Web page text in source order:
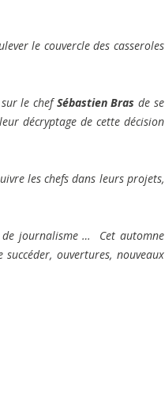
le couvercle des casseroles
le chefSébastien Bras de se
décryptage de cette décision
les chefs dans leurs projets,
de journalisme … Cet automne
ouvertures, nouveaux